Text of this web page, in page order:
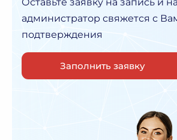
администратор свяжется с
подтверждения
Заполнить заявку